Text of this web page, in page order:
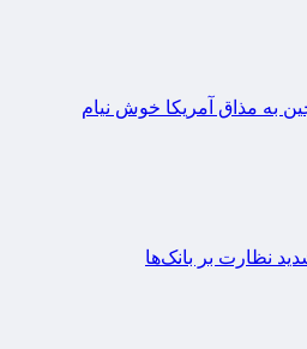
به مذاق آمریکا خوش نیام
نظارت بر بانک‌ها